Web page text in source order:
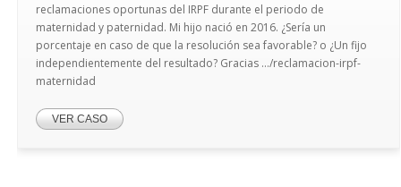
reclamaciones oportunas del IRPF durante el periodo de
maternidad y paternidad. Mi hijo nació en 2016. ¿Sería un
porcentaje en caso de que la resolución sea favorable? o ¿Un fijo
independientemente del resultado? Gracias .../reclamacion-irpf-
maternidad
VER CASO